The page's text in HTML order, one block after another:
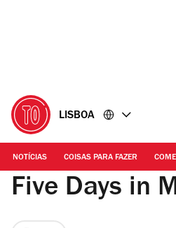
LISBOA
NOTÍCIAS COISAS PARA FAZER
Five Days in